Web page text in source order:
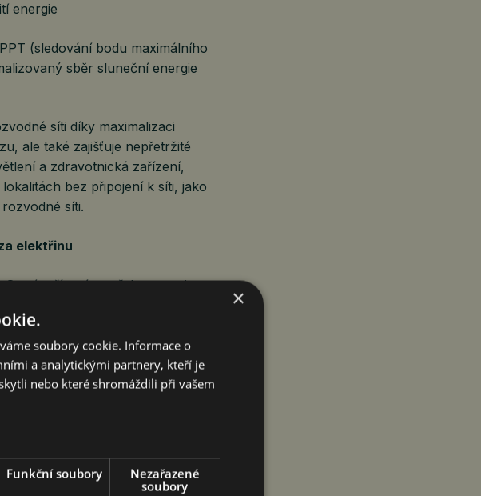
energie
(sledování bodu maximálního
sběr sluneční energie
síti díky maximalizaci
ale také zajišťuje nepřetržité
a zdravotnická zařízení,
bez připojení k síti, jako
síti.
elektřinu
řízení spotřeby energie
více než 30 milionů parametrů.
denní plány, HiBattery 4020
na základě cen elektřiny,
×
soubory cookie. Informace o
a analytickými partnery, kteří je
nebo které shromáždili při vašem
Funkční soubory
Nezařazené
soubory